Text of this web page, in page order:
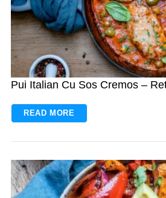
Pui Italian Cu Sos Cremos –
READ MORE